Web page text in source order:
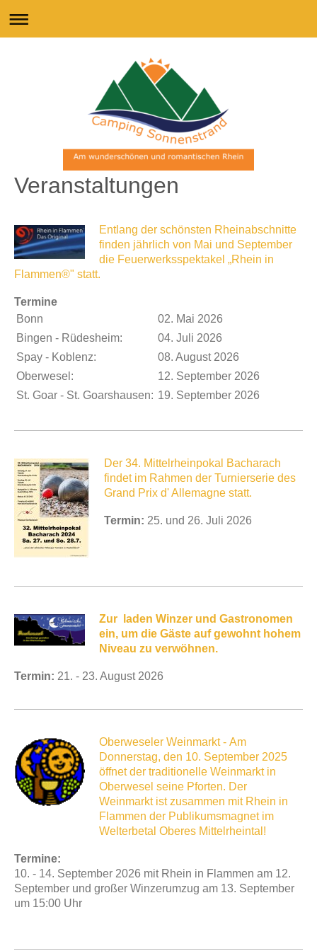
Veranstaltungen
Entlang der schönsten Rheinabschnitte
finden jährlich von Mai und September
die Feuerwerksspektakel „Rhein in
Flammen®" statt.
Termine
Bonn
02. Mai 2026
Bingen - Rüdesheim :
04. Juli 2026
Spay - Koblenz:
08. August 2026
Oberwesel:
12. September 2026
St. Goar - St. Goarshausen: 19. September 2026
Der 34. Mittelrheinpokal Bacharach
findet im Rahmen der Turnierserie des
Grand Prix d' Allemagne statt.
Termin: 25. und 26. Juli 2026
Zur laden Winzer und Gastronomen
ein, um die Gäste auf gewohnt hohem
Niveau zu verwöhnen.
Termin: 21. - 23. August 2026
Oberweseler Weinmarkt - Am
Donnerstag, den 10. September 2025
öffnet der traditionelle Weinmarkt in
Oberwesel seine Pforten. Der
Weinmarkt ist zusammen mit Rhein in
Flammen der Publikumsmagnet im
Welterbetal Oberes Mittelrheintal!
Termine:
10. - 14. September 2026 mit Rhein in Flammen am 12.
September und großer Winzerumzug am 13. September
um 15:00 Uhr